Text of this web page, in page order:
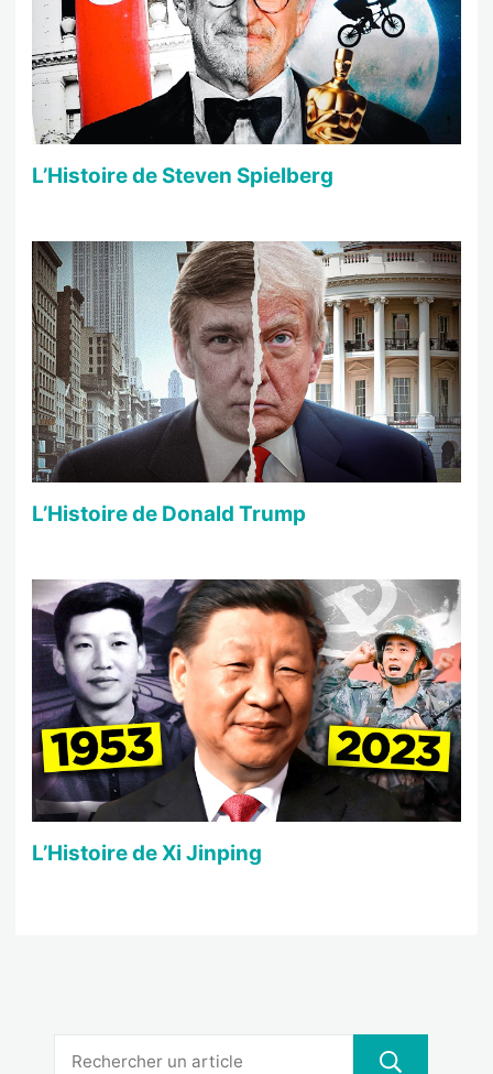
L’Histoire de Steven Spielberg
L’Histoire de Donald Trump
L’Histoire de Xi Jinping